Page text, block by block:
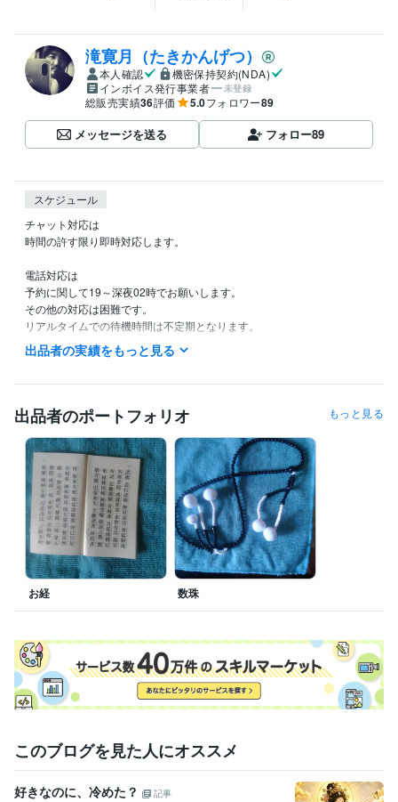
滝寛月（たきかんげつ）
本人確認
機密保持契約(NDA)
インボイス発行事業者
未登録
総販売実績36評価 5.0フォロワー89
メッセージを送る フォロー89
スケジュール
チャット対応は
時間の許す限り即時対応します。
電話対応は
予約に関して19～深夜02時でお願いします。
その他の対応は困難です。
リアルタイムでの待機時間は不定期となります。
受賞歴
占い 霊視、サイキック、送念、カウンセリング
出品者の実績をもっと見る
出品者のポートフォリオ もっと見る
お経 数珠
このブログを見た人にオススメ
好きなのに、冷めた？
記事